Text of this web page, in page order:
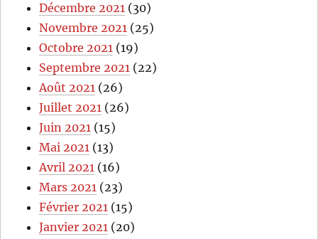
Décembre 2021 (30)
Novembre 2021 (25)
Octobre 2021 (19)
Septembre 2021 (22)
Août 2021 (26)
Juillet 2021 (26)
Juin 2021 (15)
Mai 2021 (13)
Avril 2021 (16)
Mars 2021 (23)
Février 2021 (15)
Janvier 2021 (20)